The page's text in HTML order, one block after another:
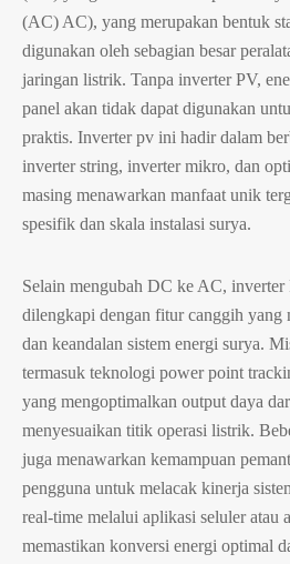
(AC) AC), yang merupakan bentuk
digunakan oleh sebagian besar
jaringan listrik. Tanpa inverter PV,
panel akan tidak dapat digunakan
praktis. Inverter pv ini hadir dalam
inverter string, inverter mikro, dan
masing menawarkan manfaat unik
spesifik dan skala instalasi surya.
Selain mengubah DC ke AC, inverter
dilengkapi dengan fitur canggih yang
dan keandalan sistem energi surya.
termasuk teknologi power point
yang mengoptimalkan output daya
menyesuaikan titik operasi listrik.
juga menawarkan kemampuan
pengguna untuk melacak kinerja
real-time melalui aplikasi seluler atau
memastikan konversi energi optimal